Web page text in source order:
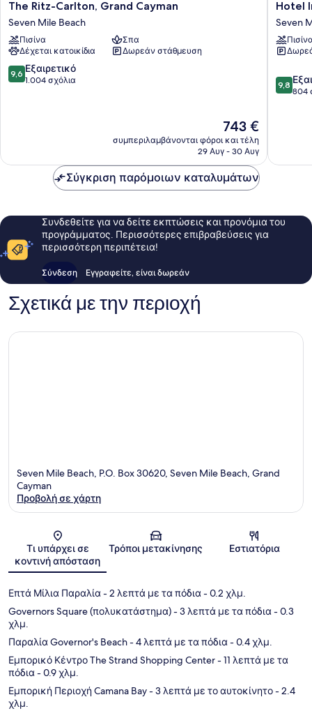
The
Ritz-
Carlton,
Grand
Cayman
Seven
Mile
The Ritz-Carlton, Grand Cayman
Seven Mile Beach
Πισίνα
Σπα
Δέχεται κατοικίδια
Δωρεάν στάθμευση
9.6
στα
9,6 Εξαιρετικό
1.004 σχόλια
Η
τιμή
είναι
743 €
συμπεριλαμβάνονται φόροι και τέλη
29 Αυγ - 30 Αυγ
Hotel
Indigo
Grand
Cayman
by
Seven
Mile
Hotel
Seven
9.8
στα
9,8
804
Σύγκριση παρόμοιων καταλυμάτων
Συνδεθείτε για να δείτε εκπτώσεις και προνόμια του
προγράμματος. Περισσότερες επιβραβεύσεις για
περισσότερη περιπέτεια!
Σύνδεση Εγγραφείτε, είναι δωρεάν
Σχετικά με την περιοχή
Seven Mile Beach, P.O. Box 30620, Seven Mile Beach, Grand
Cayman
Προβολή σε χάρτη
Τι υπάρχει σε
κοντινή απόσταση
Τρόποι μετακίνησης Εστιατόρια
Επτά Μίλια Παραλία- 2 λεπτά με τα πόδια- 0.2 χλμ.
Governors Square (πολυκατάστημα)- 3 λεπτά με τα πόδια- 0.3
χλμ.
Παραλία Governor's Beach- 4 λεπτά με τα πόδια- 0.4 χλμ.
Εμπορικό Κέντρο The Strand Shopping Center- 11 λεπτά με τα
πόδια- 0.9 χλμ.
Εμπορική Περιοχή Camana Bay- 3 λεπτά με το αυτοκίνητο- 2.4
χλμ.